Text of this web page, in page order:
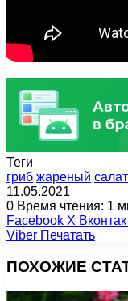
Теги
гриб жареный салат
11.05.2021
0 Время чтения: 1
Facebook X
Viber Печатать
ПОХОЖИЕ